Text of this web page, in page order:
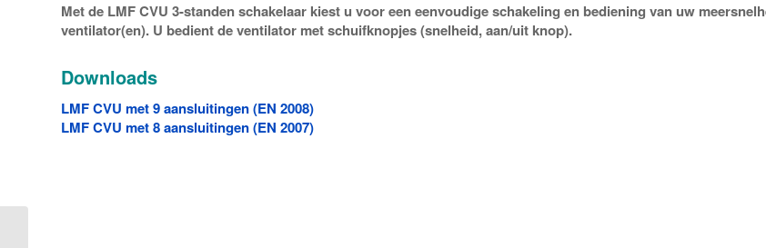
Met de LMF CVU 3-standen schakelaar kiest u voor een eenvoudige schakeling en bediening van uw
ventilator(en). U bedient de ventilator met schuifknopjes (snelheid, aan/uit knop).
Downloads
LMF CVU met 9 aansluitingen (EN 2008)
LMF CVU met 8 aansluitingen (EN 2007)